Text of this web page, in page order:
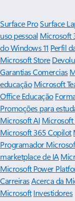
Surface ProSurface
uso pessoal Microsoft
do Windows 11 Perfil
Microsoft Store
Garantias Comercias
educação Microsoft
Office Educação
Promoções para
Microsoft AI Microsoft
Microsoft 365 Copilot
Programador
marketplace de IA
Microsoft Power
CarreirasAcerca da
Microsoft Investidores